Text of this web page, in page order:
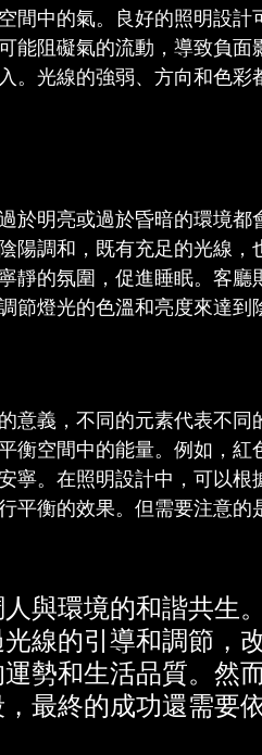
間中的氣。良好的照明設計
能阻礙氣的流動，導致負面
。光線的強弱、方向和色彩
於明亮或過於昏暗的環境都
陽調和，既有充足的光線，
靜的氛圍，促進睡眠。客廳
燈光的色溫和亮度來達到
意義，不同的元素代表不同
衡空間中的能量。例如，紅
寧。在照明設計中，可以根
平衡的效果。但需要注意的
與環境的和諧共生
線的引導和調節，
勢和生活品質。然
最終的成功還需要